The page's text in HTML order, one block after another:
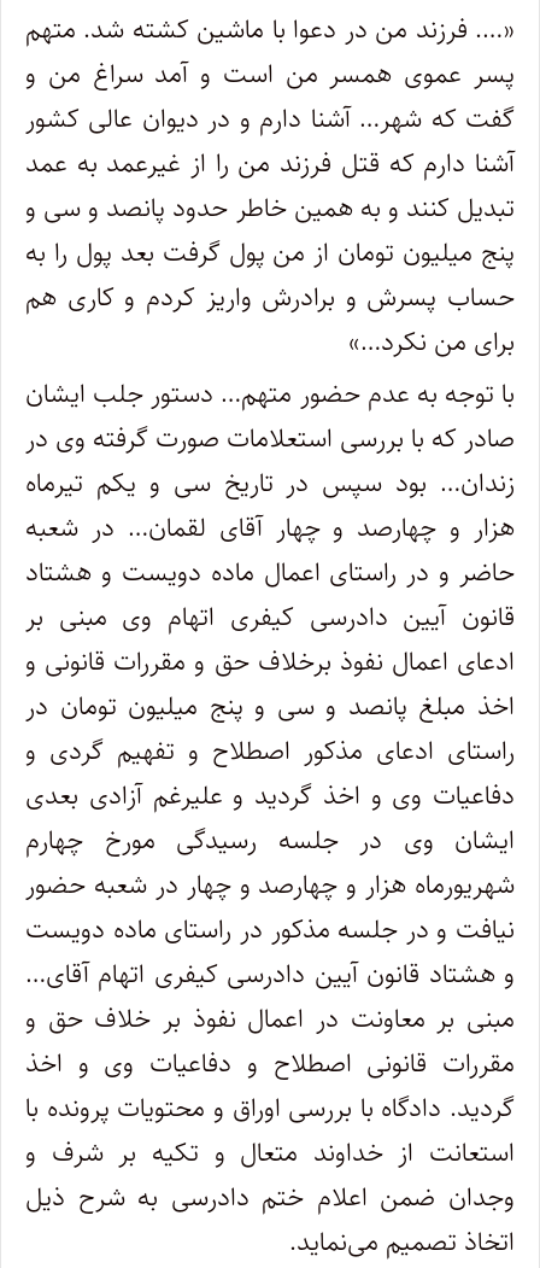
«…. فرزند من در دعوا با ماشین کشته شد. متهم
پسر عموی همسر من است و آمد سراغ من و
گفت که شهر… آشنا دارم و در دیوان عالی کشور
آشنا دارم که قتل فرزند من را از غیرعمد به عمد
تبدیل کنند و به همین خاطر حدود پانصد و سی و
پنج میلیون تومان از من پول گرفت بعد پول را به
حساب پسرش و برادرش واریز کردم و کاری هم
برای من نکرد…»
با توجه به عدم حضور متهم… دستور جلب ایشان
صادر که با بررسی استعلامات صورت گرفته وی در
زندان… بود سپس در تاریخ سی و یکم تیرماه
هزار و چهارصد و چهار آقای لقمان… در شعبه
حاضر و در راستای اعمال ماده دویست و هشتاد
قانون آیین دادرسی کیفری اتهام وی مبنی بر
ادعای اعمال نفوذ برخلاف حق و مقررات قانونی و
اخذ مبلغ پانصد و سی و پنج میلیون تومان در
راستای ادعای مذکور اصطلاح و تفهیم گردی و
دفاعیات وی و اخذ گردید و علیرغم آزادی بعدی
ایشان وی در جلسه رسیدگی مورخ چهارم
شهریورماه هزار و چهارصد و چهار در شعبه حضور
نیافت و در جلسه مذکور در راستای ماده دویست
و هشتاد قانون آیین دادرسی کیفری اتهام آقای…
مبنی بر معاونت در اعمال نفوذ بر خلاف حق و
مقررات قانونی اصطلاح و دفاعیات وی و اخذ
گردید. دادگاه با بررسی اوراق و محتویات پرونده با
استعانت از خداوند متعال و تکیه بر شرف و
وجدان ضمن اعلام ختم دادرسی به شرح ذیل
اتخاذ تصمیم می‌نماید.